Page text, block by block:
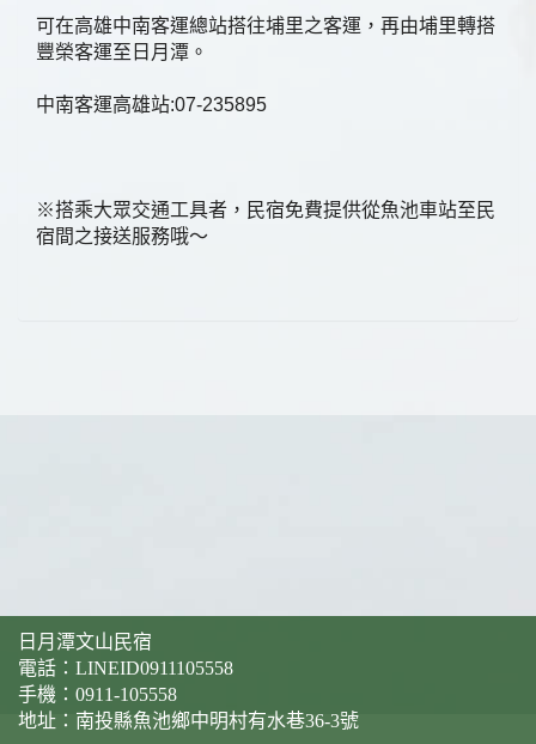
可在高雄中南客運總站搭往埔里之客運，再由埔里轉搭
豐榮客運至日月潭。
中南客運高雄站:07-235895
※搭乘大眾交通工具者，民宿免費提供從魚池車站至民
宿間之接送服務哦～
日月潭文山民宿
電話： LINEID0911105558
手機： 0911-105558
地址：南投縣魚池鄉中明村有水巷36-3號